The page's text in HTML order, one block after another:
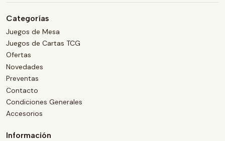
Categorías
Juegos de Mesa
Juegos de Cartas TCG
Ofertas
Novedades
Preventas
Contacto
Condiciones Generales
Accesorios
Información